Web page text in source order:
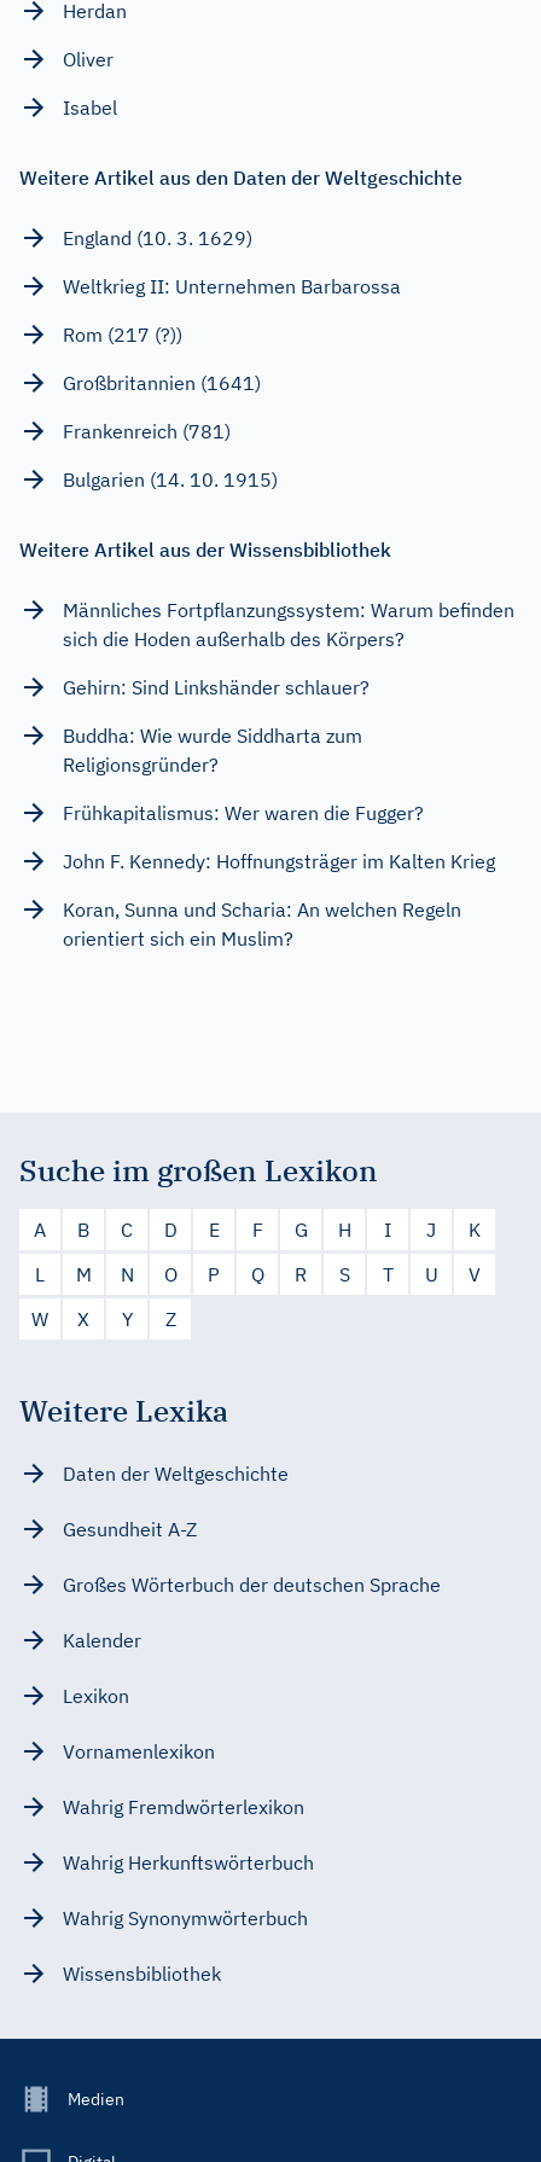
Herdan
Oliver
Isabel
Weitere Artikel aus den Daten der Weltgeschichte
England (10. 3. 1629)
Weltkrieg II: Unternehmen Barbarossa
Rom (217 (?))
Großbritannien (1641)
Frankenreich (781)
Bulgarien (14. 10. 1915)
Weitere Artikel aus der Wissensbibliothek
Männliches Fortpflanzungssystem: Warum befinden
sich die Hoden außerhalb des Körpers?
Gehirn: Sind Linkshänder schlauer?
Buddha: Wie wurde Siddharta zum
Religionsgründer?
Frühkapitalismus: Wer waren die Fugger?
John F. Kennedy: Hoffnungsträger im Kalten Krieg
Koran, Sunna und Scharia: An welchen Regeln
orientiert sich ein Muslim?
Suche im großen Lexikon
A B C D E F G H I J
K
L
M N O P Q R S T U
V
W
X Y Z
Weitere Lexika
Daten der Weltgeschichte
Gesundheit A-Z
Großes Wörterbuch der deutschen Sprache
Kalender
Lexikon
Vornamenlexikon
Wahrig Fremdwörterlexikon
Wahrig Herkunftswörterbuch
Wahrig Synonymwörterbuch
Wissensbibliothek
Footer
Main
Medien